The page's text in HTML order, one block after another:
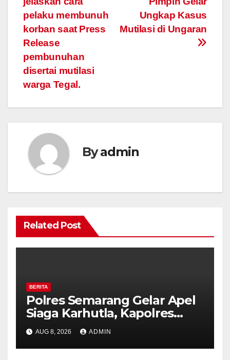
navigation
Ungkap Kasus
Mutilasi di Ungaran
pelaku membunuh
korban saat Press
Release
pembunuhan
disertai mutilasi
warga Tegal.
Byadmin
Related Post
BERITA
Polres Semarang Gelar Apel
Siaga Karhutla, Kapolres
Tekankan Sinergi dan
Kesiapsiagaan Hadapi Musim
Kemarau.
AUG 8, 2026 ADMIN